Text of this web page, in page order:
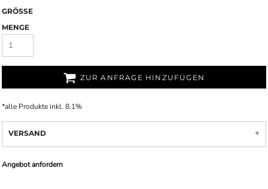
GRÖSSE
MENGE
ZUR ANFRAGE HINZUFÜGEN
*alle Produkte inkl. 8.1%
VERSAND
Angebot anfordern